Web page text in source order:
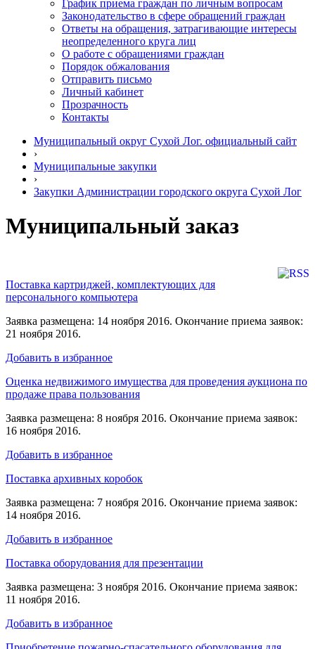
График приема граждан по личным вопросам
Законодательство в сфере обращений граждан
Ответы на обращения, затрагивающие интересы
неопределенного круга лиц
О работе с обращениями граждан
Порядок обжалования
Отправить письмо
Личный кабинет
Прозрачность
Контакты
Муниципальный округ Сухой Лог. официальный сайт
›
Муниципальные закупки
›
Закупки Администрации городского округа Сухой Лог
Муниципальный заказ
Поставка картриджей, комплектующих для
персонального компьютера
Заявка размещена: 14 ноября 2016. Окончание приема заявок:
21 ноября 2016.
Добавить в избранное
Оценка недвижимого имущества для проведения аукциона по
продаже права пользования
Заявка размещена: 8 ноября 2016. Окончание приема заявок:
16 ноября 2016.
Добавить в избранное
Поставка архивных коробок
Заявка размещена: 7 ноября 2016. Окончание приема заявок:
14 ноября 2016.
Добавить в избранное
Поставка оборудования для презентации
Заявка размещена: 3 ноября 2016. Окончание приема заявок:
11 ноября 2016.
Добавить в избранное